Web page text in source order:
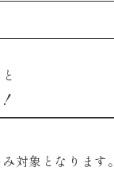
対象となります。